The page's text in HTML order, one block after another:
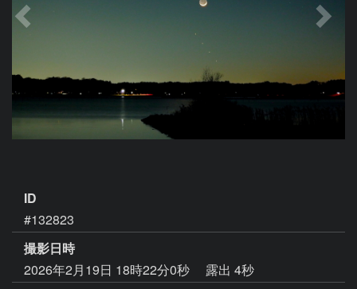
ID
#132823
撮影日時
2026年2月19日 18時22分0秒
露出 4秒